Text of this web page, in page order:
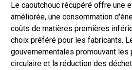
Le caoutchouc récupéré offre une
améliorée, une consommation
coûts de matières premières
choix préféré pour les fabricants.
gouvernementales promouvant
circulaire et la réduction des